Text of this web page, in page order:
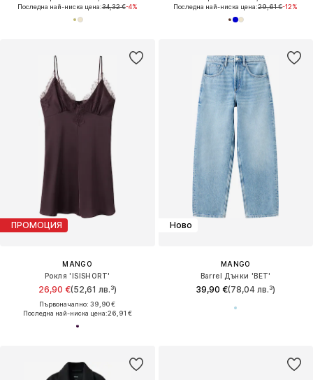
Последна най-ниска цена:34,32 €-4%
Последна най-ниска цена:29,61 €-12%
ПРОМОЦИЯ
MANGO
Рокля 'ISISHORT'
26,90 €(52,61 лв.³)
Първоначално: 39,90 €
Последна най-ниска цена:26,91 €
Ново
MANGO
Barrel Дънки 'BET'
39,90 €(78,04 лв.³)